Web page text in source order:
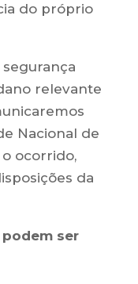
do próprio
relevante
Nacional de
ocorrido,
da
podem ser